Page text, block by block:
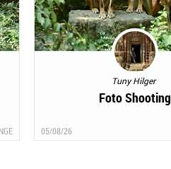
Tuny Hilger
Foto Shooting
05/08/26